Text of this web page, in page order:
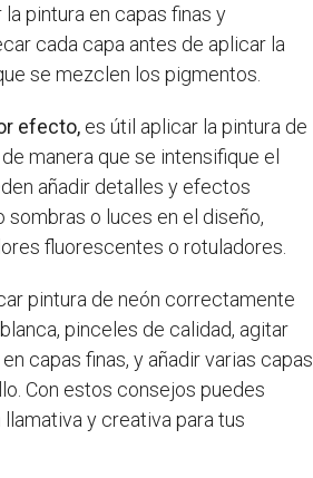
pintura en capas finas y
cada capa antes de aplicar la
se mezclen los pigmentos.
efecto, es útil aplicar la pintura de
manera que se intensifique el
añadir detalles y efectos
sombras o luces en el diseño,
fluorescentes o rotuladores.
pintura de neón correctamente
pinceles de calidad, agitar
capas finas, y añadir varias capas
Con estos consejos puedes
y creativa para tus